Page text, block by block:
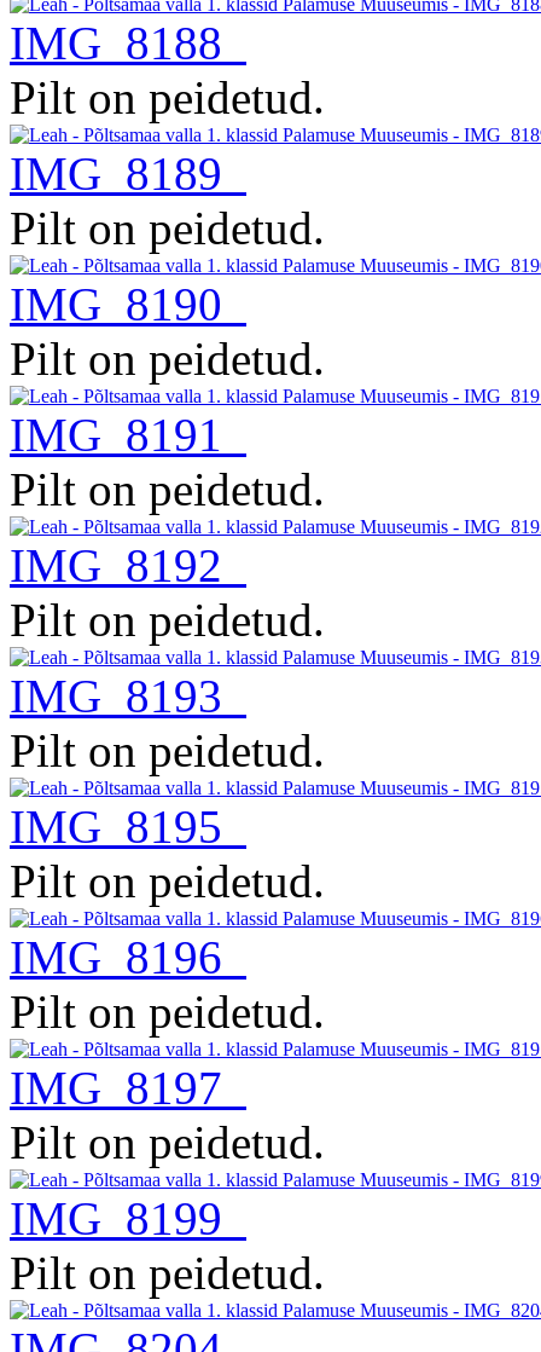
IMG_8188
Pilt on peidetud.
IMG_8189
Pilt on peidetud.
IMG_8190
Pilt on peidetud.
IMG_8191
Pilt on peidetud.
IMG_8192
Pilt on peidetud.
IMG_8193
Pilt on peidetud.
IMG_8195
Pilt on peidetud.
IMG_8196
Pilt on peidetud.
IMG_8197
Pilt on peidetud.
IMG_8199
Pilt on peidetud.